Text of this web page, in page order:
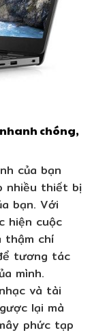
chóng,
của bạn
nhiều thiết bị
bạn. Với
hiện cuộc
thậm chí
tương tác
mình.
và tài
lại mà
phức tạp